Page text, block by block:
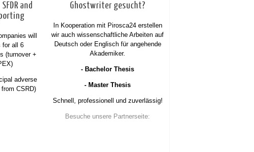
and
will
for all 6
(turnover +
adverse
CSRD)
Ghostwriter gesucht?
In Kooperation mit Pirosca24 erstellen
wir auch wissenschaftliche Arbeiten auf
Deutsch oder Englisch für angehende
Akademiker.
- Bachelor Thesis
- Master Thesis
Schnell, professionell und zuverlässig!
Besuche unsere Partnerseite: